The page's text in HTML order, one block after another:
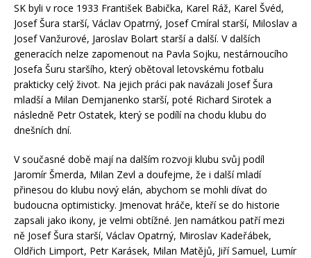
SK byli v roce 1933 František Babička, Karel Ráž, Karel Švéd,
Josef Šura starší, Václav Opatrný, Josef Cmíral starší, Miloslav a
Josef Vanžurové, Jaroslav Bolart starší a další. V dalších
generacích nelze zapomenout na Pavla Sojku, nestárnoucího
Josefa Šuru staršího, který obětoval letovskému fotbalu
prakticky celý život. Na jejich práci pak navázali Josef Šura
mladší a Milan Demjanenko starší, poté Richard Sirotek a
následně Petr Ostatek, který se podílí na chodu klubu do
dnešních dní.
V současné době mají na dalším rozvoji klubu svůj podíl
Jaromír Šmerda, Milan Zevl a doufejme, že i další mladí
přinesou do klubu nový elán, abychom se mohli dívat do
budoucna optimisticky. Jmenovat hráče, kteří se do historie
zapsali jako ikony, je velmi obtížné. Jen namátkou patří mezi
ně Josef Šura starší, Václav Opatrný, Miroslav Kadeřábek,
Oldřich Limport, Petr Karásek, Milan Matějů, Jiří Samuel, Lumír